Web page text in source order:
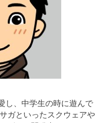
し、中学生の時に遊んで
ガといったスクウェアや